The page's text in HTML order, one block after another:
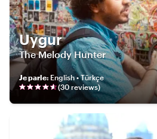
Uygur
The Melody Hunter
Je parle: English • Türkçe
(30reviews)